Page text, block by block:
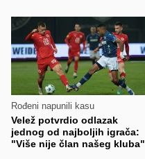
Rođeni napunili kasu
Velež potvrdio odlazak
jednog od najboljih igrača:
"Više nije član našeg kluba"